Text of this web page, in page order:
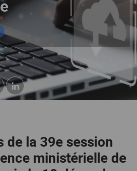
de la 39e session
ministérielle de